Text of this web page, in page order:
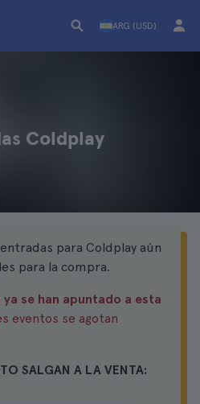
ARG (USD)
Coldplay
entradas para Coldplay aún
para la compra.
se han apuntado a esta
eventos se agotan
SALGAN A LA VENTA: